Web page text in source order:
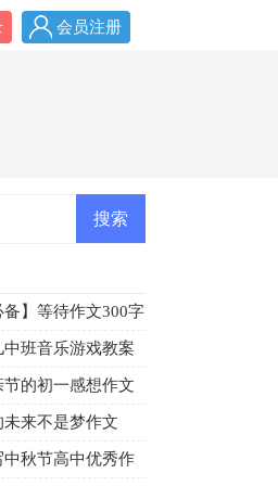
会员注册
备】等待作文300字
中班音乐游戏教案
节的初一感想作文
30篇）
未来不是梦作文
中秋节高中优秀作